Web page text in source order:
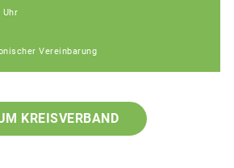
Uhr
Vereinbarung
KREISVERBAND